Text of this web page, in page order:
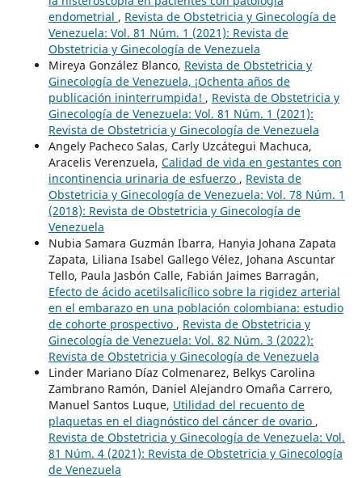
endometrial , Revista de Obstetricia y Ginecología de
Venezuela: Vol. 81 Núm. 1 (2021): Revista de
Obstetricia y Ginecología de Venezuela
Mireya González Blanco, Revista de Obstetricia y
Ginecología de Venezuela, ¡Ochenta años de
publicación ininterrumpida! , Revista de Obstetricia y
Ginecología de Venezuela: Vol. 81 Núm. 1 (2021):
Revista de Obstetricia y Ginecología de Venezuela
Angely Pacheco Salas, Carly Uzcátegui Machuca,
Aracelis Verenzuela, Calidad de vida en gestantes con
incontinencia urinaria de esfuerzo , Revista de
Obstetricia y Ginecología de Venezuela: Vol. 78 Núm. 1
(2018): Revista de Obstetricia y Ginecología de
Venezuela
Nubia Samara Guzmán Ibarra, Hanyia Johana Zapata
Zapata, Liliana Isabel Gallego Vélez, Johana Ascuntar
Tello, Paula Jasbón Calle, Fabián Jaimes Barragán,
Efecto de ácido acetilsalicílico sobre la rigidez arterial
en el embarazo en una población colombiana: estudio
de cohorte prospectivo , Revista de Obstetricia y
Ginecología de Venezuela: Vol. 82 Núm. 3 (2022):
Revista de Obstetricia y Ginecología de Venezuela
Linder Mariano Díaz Colmenarez, Belkys Carolina
Zambrano Ramón, Daniel Alejandro Omaña Carrero,
Manuel Santos Luque, Utilidad del recuento de
plaquetas en el diagnóstico del cáncer de ovario ,
Revista de Obstetricia y Ginecología de Venezuela: Vol.
81 Núm. 4 (2021): Revista de Obstetricia y Ginecología
de Venezuela